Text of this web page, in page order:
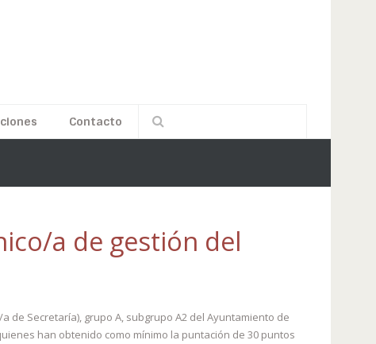
Contacto
a de gestión del
Secretaría), grupo A, subgrupo A2 del Ayuntamiento de
han obtenido como mínimo la puntación de 30 puntos